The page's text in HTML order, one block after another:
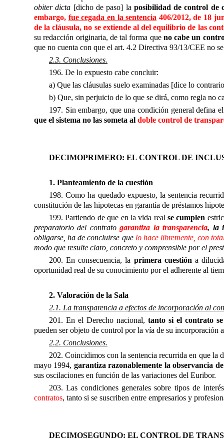
obiter dicta [dicho de paso] la posibilidad de control de
embargo, fue cegada en la sentencia 406/2012, de 18
de la cláusula, no se extiende al del equilibrio de las
su redacción originaria, de tal forma que no cabe un
que no cuenta con que el art. 4.2 Directiva 93/13/CEE no
2.3. Conclusiones.
196. De lo expuesto cabe concluir:
a) Que las cláusulas suelo examinadas [dice lo
b) Que, sin perjuicio de lo que se dirá, como regla no
197. Sin embargo, que una condición general defina
que el sistema no las someta al doble control de
DECIMOPRIMERO: EL CONTROL DE
1. Planteamiento de la cuestión
198. Como ha quedado expuesto, la sentencia
constitución de las hipotecas en garantía de préstamos
199. Partiendo de que en la vida realse cumplen
preparatorio del contratogarantiza la transparencia, la
obligarse, ha de concluirse que lo hace libremente, con
modo que resulte claro, concreto y comprensible por el
200. En consecuencia, la primera cuestióna
oportunidad real de su conocimiento por el adherente al
2. Valoración de la Sala
2.1. La transparencia a efectos de incorporación al
201. En el Derecho nacional,tanto si el contrato
pueden ser objeto de control por la vía de su
2.2. Conclusiones.
202. Coincidimos con la sentencia recurrida en que la
mayo 1994, garantiza razonablemente la observancia
sus oscilaciones en función de las variaciones del Euribor.
203. Las condiciones generales sobre tipos de
contratos, tanto si se suscriben entre empresarios y
DECIMOSEGUNDO: EL CONTROL DE